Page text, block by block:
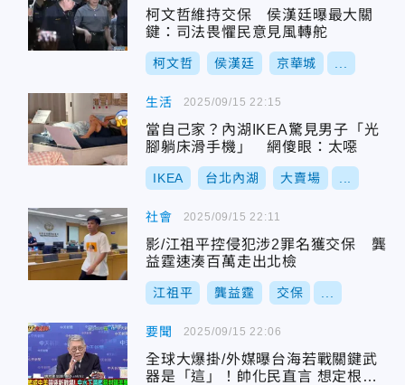
柯文哲維持交保 侯漢廷曝最大關
鍵：司法畏懼民意見風轉舵
柯文哲 侯漢廷 京華城
生活
當自己家？內湖IKEA驚見男子「光
腳躺床滑手機」 網傻眼：太噁
IKEA 台北內湖 大賣場
2025/09/15 22:15
社會
影/江祖平控侵犯涉2罪名獲交保 龔
益霆速湊百萬走出北檢
江祖平 龔益霆 交保
2025/09/15 22:11
要聞
全球大爆掛/外媒曝台海若戰關鍵武
器是「這」！帥化民直言 想定根本
2025/09/15 22:06